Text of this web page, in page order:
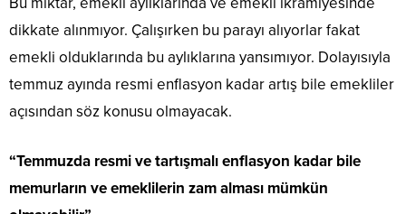
dikkate alınmıyor. Çalışırken bu parayı alıyorlar fakat
emekli olduklarında bu aylıklarına yansımıyor. Dolayısıyla
temmuz ayında resmi enflasyon kadar artış bile emekliler
açısından söz konusu olmayacak.
“Temmuzda resmi ve tartışmalı enflasyon kadar bile
memurların ve emeklilerin zam alması mümkün